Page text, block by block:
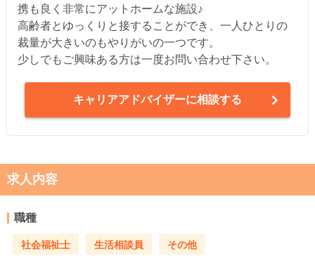
携も良く非常にアットホームな施設♪
高齢者とゆっくりと接することができ、一人ひとりの
裁量が大きいのもやりがいの一つです。
少しでもご興味ある方は一度お問い合わせ下さい。
キャリアアドバイザーに相談する
求人内容
職種
社会福祉士 生活相談員 その他